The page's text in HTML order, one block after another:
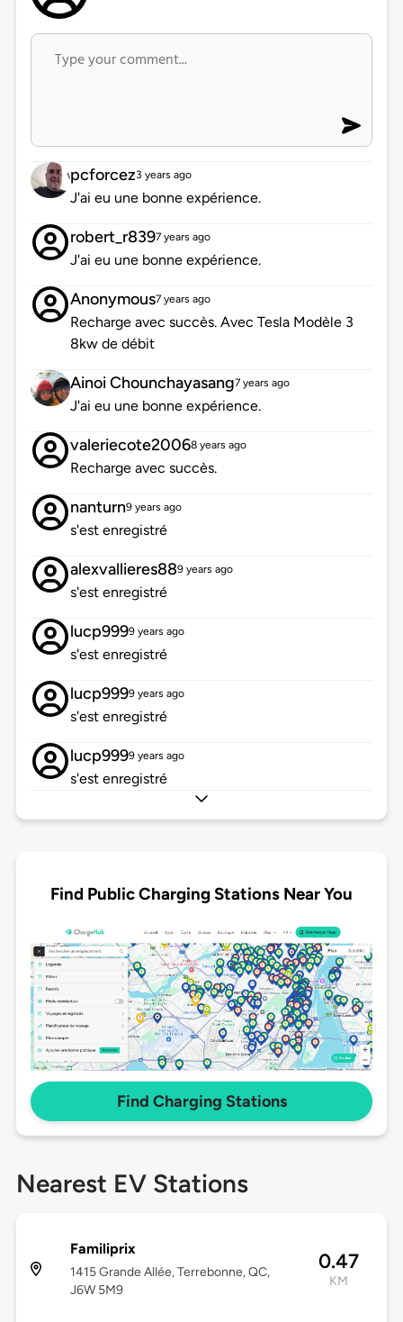
pcforcez3 years ago
J'ai eu une bonne expérience.
robert_r8397 years ago
J'ai eu une bonne expérience.
Anonymous7 years ago
Recharge avec succès. Avec Tesla Modèle 3
8kw de débit
Ainoi Chounchayasang7 years ago
J'ai eu une bonne expérience.
valeriecote20068 years ago
Recharge avec succès.
nanturn9 years ago
s'est enregistré
alexvallieres889 years ago
s'est enregistré
lucp9999 years ago
s'est enregistré
lucp9999 years ago
s'est enregistré
lucp9999 years ago
s'est enregistré
Find Public Charging Stations Near You
Find Charging Stations
Nearest EV Stations
Familiprix
1415 Grande Allée, Terrebonne, QC,
J6W 5M9
0.47
KM